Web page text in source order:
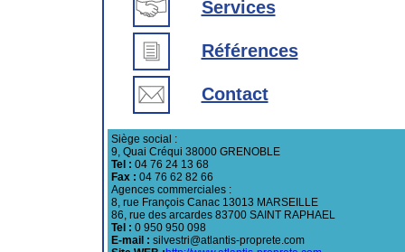
Services
Références
Contact
Siège social :
9, Quai Créqui 38000 GRENOBLE
Tel : 04 76 24 13 68
Fax : 04 76 62 82 66
Agences commerciales :
8, rue François Canac 13013 MARSEILLE
86, rue des arcardes 83700 SAINT RAPHAEL
Tel : 0 950 950 098
E-mail : silvestri@atlantis-proprete.com